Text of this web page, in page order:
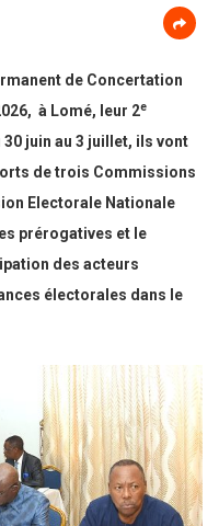
de Concertation
à Lomé, leur 2e
30 juin au 3 juillet, ils vont
de trois Commissions
Electorale Nationale
prérogatives et le
des acteurs
électorales dans le